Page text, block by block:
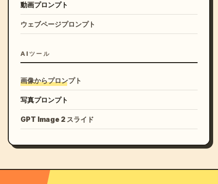
動画プロンプト
ウェブページプロンプト
AIツール
画像からプロンプト
写真プロンプト
GPT Image 2 スライド